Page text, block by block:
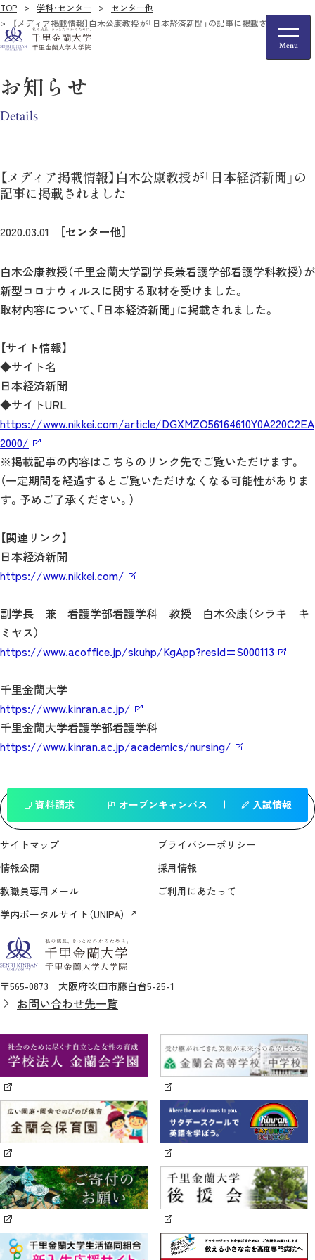
TOP 学科・センター
センター他
【メディア掲載情報】白木公康教授が「日本経済新聞」の記事に掲載されました
お知らせ
Details
【メディア掲載情報】白木公康教授が「日本経済新聞」の
記事に掲載されました
2020.03.01 ［センター他］
白木公康教授（千里金蘭大学副学長兼看護学部看護学科教授）が
新型コロナウィルスに関する取材を受けました。
取材内容について、「日本経済新聞」に掲載されました。
【サイト情報】
◆サイト名
日本経済新聞
◆サイトURL
https://www.nikkei.com/article/DGXMZO56164610Y0A220C2EA
2000/
※掲載記事の内容はこちらのリンク先でご覧いただけます。
（一定期間を経過するとご覧いただけなくなる可能性がありま
す。予めご了承ください。）
【関連リンク】
日本経済新聞
https://www.nikkei.com/
副学長 兼 看護学部看護学科 教授 白木公康（シラキ キ
ミヤス）
https://www.acoffice.jp/skuhp/KgApp?resId=S000113
千里金蘭大学
https://www.kinran.ac.jp/
千里金蘭大学看護学部看護学科
https://www.kinran.ac.jp/academics/nursing/
一覧へ戻る
資料請求 オープンキャンパス 入試情報
サイトマップ
プライバシーポリシー
情報公開
採用情報
教職員専用メール
ご利用にあたって
学内ポータルサイト（UNIPA）
〒565-0873 大阪府吹田市藤白台5-25-1
お問い合わせ先一覧